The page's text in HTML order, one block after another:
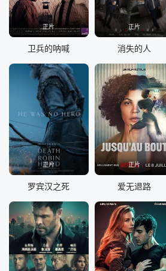
正片
卫兵的呐喊
正片
消失的人
正片
罗宾汉之死
正片
爱无退路